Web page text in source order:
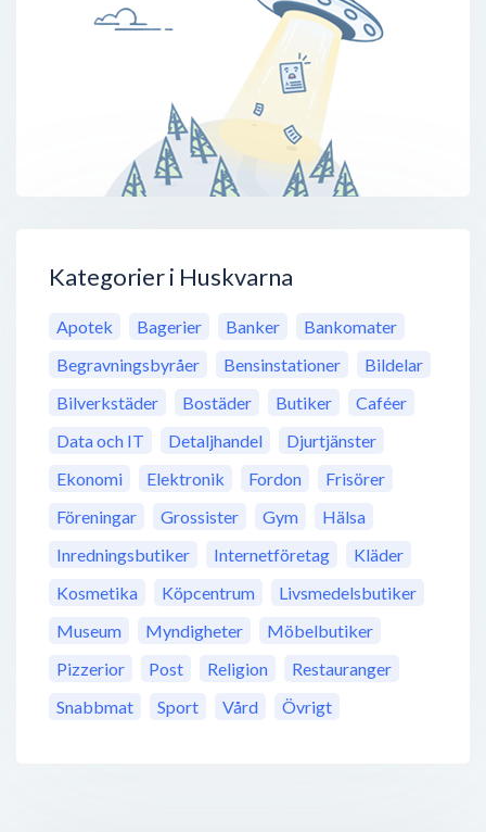
Kategorier i Huskvarna
Apotek Bagerier Banker
Bankomater
Begravningsbyråer
Bensinstationer
Bildelar
Bilverkstäder
Bostäder Butiker
Caféer
Data och IT
Detaljhandel
Djurtjänster
Ekonomi
Elektronik Fordon
Frisörer
Föreningar
Grossister Gym
Hälsa
Inredningsbutiker
Internetföretag
Kläder
Kosmetika
Köpcentrum
Livsmedelsbutiker
Museum
Myndigheter
Möbelbutiker
Pizzerior
Post Religion
Restauranger
Snabbmat
Sport Vård Övrigt